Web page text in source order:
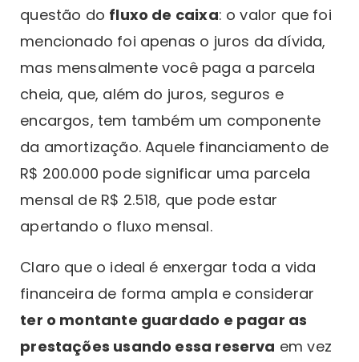
questão do fluxo de caixa: o valor que foi
mencionado foi apenas o juros da dívida,
mas mensalmente você paga a parcela
cheia, que, além do juros, seguros e
encargos, tem também um componente
da amortização. Aquele financiamento de
R$ 200.000 pode significar uma parcela
mensal de R$ 2.518, que pode estar
apertando o fluxo mensal.
Claro que o ideal é enxergar toda a vida
financeira de forma ampla e considerar
ter o montante guardado e pagar as
prestações usando essa reserva em vez